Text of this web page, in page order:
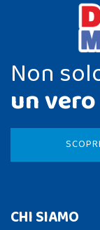
Non
un
CHI SIAMO